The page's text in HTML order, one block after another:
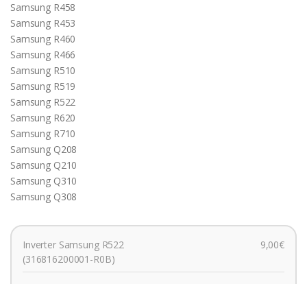
Samsung R458
Samsung R453
Samsung R460
Samsung R466
Samsung R510
Samsung R519
Samsung R522
Samsung R620
Samsung R710
Samsung Q208
Samsung Q210
Samsung Q310
Samsung Q308
Inverter Samsung R522
(316816200001-R0B)
9,00€